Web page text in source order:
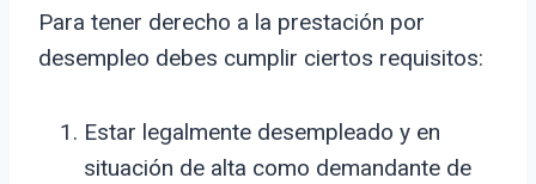
Para tener derecho a la prestación por
desempleo debes cumplir ciertos requisitos:
Estar legalmente desempleado y en
situación de alta como demandante de